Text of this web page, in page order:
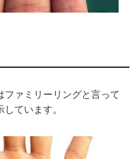
ァミリーリングと言って
ています。